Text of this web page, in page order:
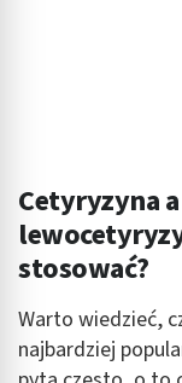
Cetyryzyna
stosować?
Warto wiedzieć,
najbardziej